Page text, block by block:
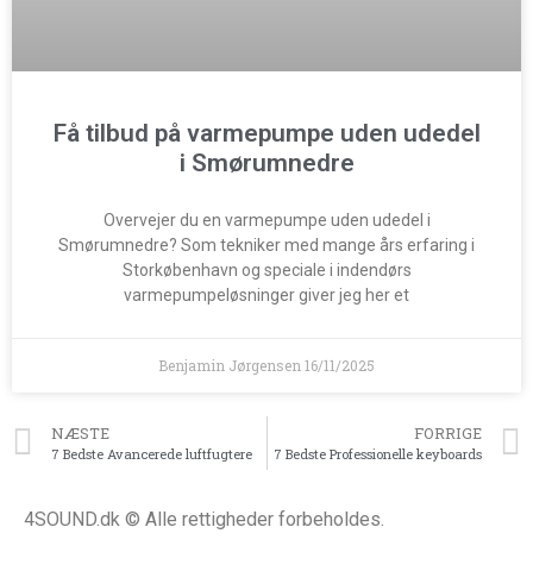
Få tilbud på varmepumpe uden udedel
i Smørumnedre
Overvejer du en varmepumpe uden udedel i
Smørumnedre? Som tekniker med mange års erfaring i
Storkøbenhavn og speciale i indendørs
varmepumpeløsninger giver jeg her et
Benjamin Jørgensen16/11/2025
NÆSTE
7 Bedste Avancerede luftfugtere
FORRIGE
7 Bedste Professionelle keyboards
4SOUND.dk © Alle rettigheder forbeholdes.